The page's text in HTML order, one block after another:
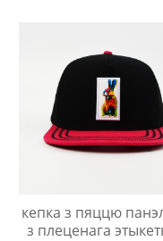
кепка з пяццю
з плеценага